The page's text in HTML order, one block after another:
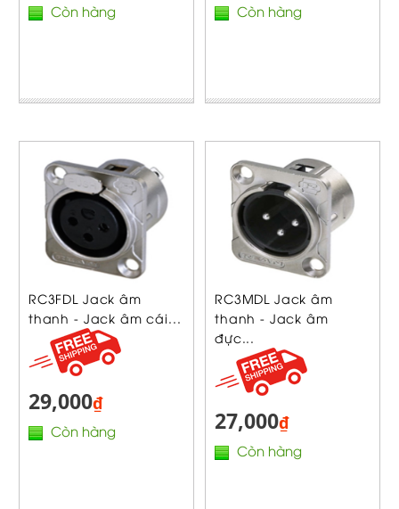
Còn hàng Còn hàng
RC3FDL Jack âm
thanh - Jack âm cái...
29,000₫
Còn hàng
RC3MDL Jack âm
thanh - Jack âm
đực...
27,000₫
Còn hàng